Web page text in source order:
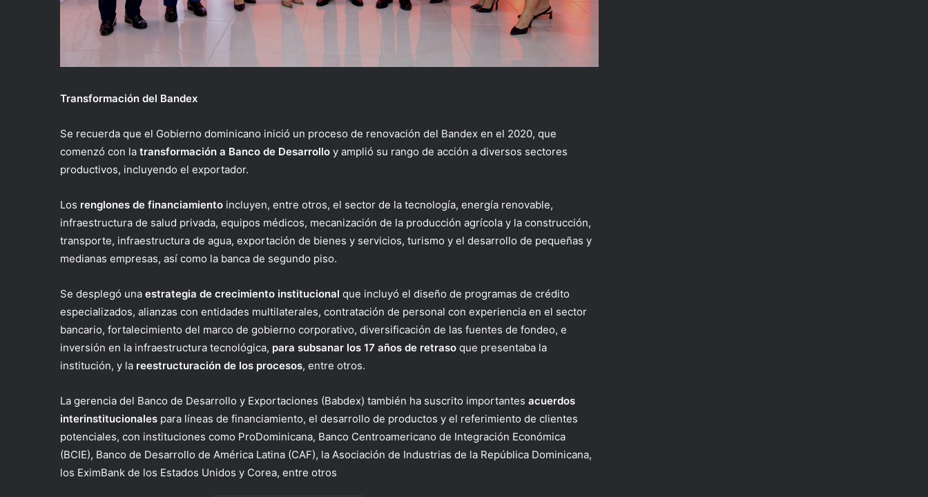
Transformación del Bandex
Se recuerda que el Gobierno dominicano inició un proceso de renovación del Bandex en el 2020, que
comenzó con la transformación a Banco de Desarrollo y amplió su rango de acción a diversos sectores
productivos, incluyendo el exportador.
Los renglones de financiamiento incluyen, entre otros, el sector de la tecnología, energía renovable,
infraestructura de salud privada, equipos médicos, mecanización de la producción agrícola y la construcción,
transporte, infraestructura de agua, exportación de bienes y servicios, turismo y el desarrollo de pequeñas y
medianas empresas, así como la banca de segundo piso.
Se desplegó una estrategia de crecimiento institucional que incluyó el diseño de programas de crédito
especializados, alianzas con entidades multilaterales, contratación de personal con experiencia en el sector
bancario, fortalecimiento del marco de gobierno corporativo, diversificación de las fuentes de fondeo, e
inversión en la infraestructura tecnológica, para subsanar los 17 años de retraso que presentaba la
institución, y la reestructuración de los procesos, entre otros.
La gerencia del Banco de Desarrollo y Exportaciones (Babdex) también ha suscrito importantes acuerdos
interinstitucionales para líneas de financiamiento, el desarrollo de productos y el referimiento de clientes
potenciales, con instituciones como ProDominicana, Banco Centroamericano de Integración Económica
(BCIE), Banco de Desarrollo de América Latina (CAF), la Asociación de Industrias de la República Dominicana,
los EximBank de los Estados Unidos y Corea, entre otros